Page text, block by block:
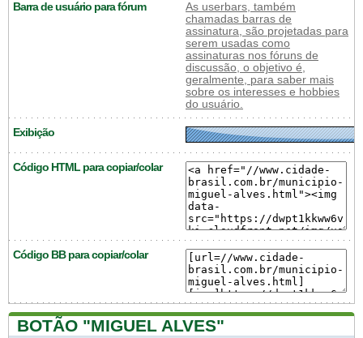
Barra de usuário para fórum
As userbars, também
chamadas barras de
assinatura, são projetadas para
serem usadas como
assinaturas nos fóruns de
discussão, o objetivo é,
geralmente, para saber mais
sobre os interesses e hobbies
do usuário.
Exibição
Código HTML para copiar/colar
Código BB para copiar/colar
BOTÃO "MIGUEL ALVES"